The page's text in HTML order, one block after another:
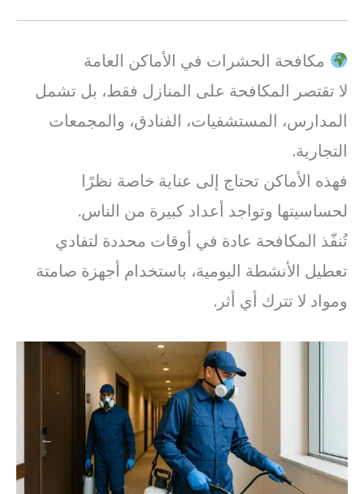
مكافحة الحشرات في الأماكن العامة
لا تقتصر المكافحة على المنازل فقط، بل تشمل
المدارس، المستشفيات، الفنادق، والمجمعات
التجارية.
فهذه الأماكن تحتاج إلى عناية خاصة نظرًا
لحساسيتها وتواجد أعداد كبيرة من الناس.
تُنفّذ المكافحة عادة في أوقات محددة لتفادي
تعطيل الأنشطة اليومية، باستخدام أجهزة صامتة
ومواد لا تترك أي أثر.